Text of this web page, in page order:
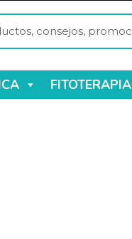
FITOTERAPIA